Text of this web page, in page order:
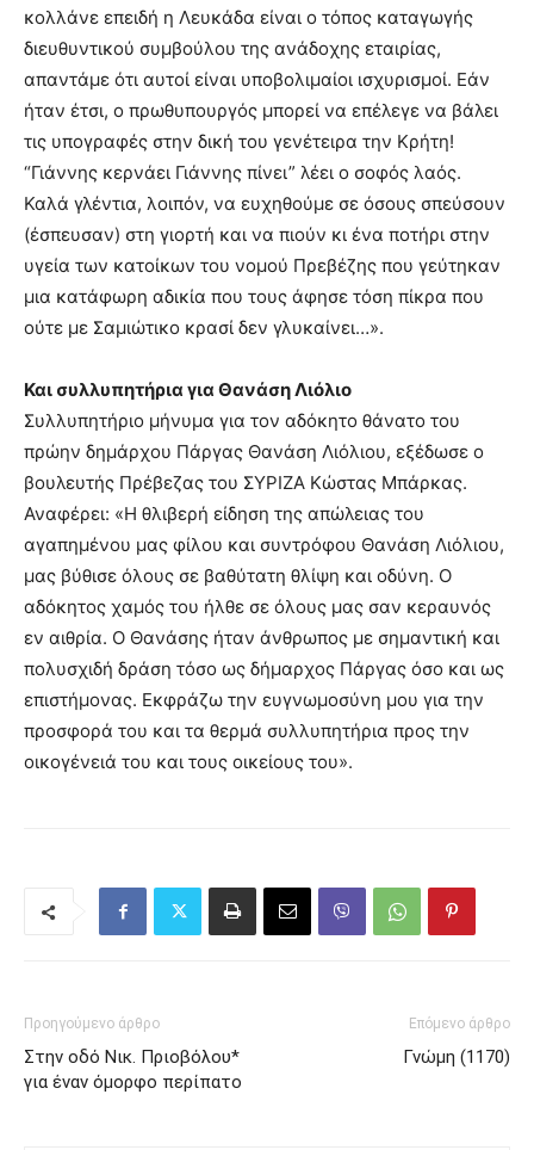
κολλάνε επειδή η Λευκάδα είναι ο τόπος καταγωγής
διευθυντικού συμβούλου της ανάδοχης εταιρίας,
απαντάμε ότι αυτοί είναι υποβολιμαίοι ισχυρισμοί. Εάν
ήταν έτσι, ο πρωθυπουργός μπορεί να επέλεγε να βάλει
τις υπογραφές στην δική του γενέτειρα την Κρήτη!
“Γιάννης κερνάει Γιάννης πίνει” λέει ο σοφός λαός.
Καλά γλέντια, λοιπόν, να ευχηθούμε σε όσους σπεύσουν
(έσπευσαν) στη γιορτή και να πιούν κι ένα ποτήρι στην
υγεία των κατοίκων του νομού Πρεβέζης που γεύτηκαν
μια κατάφωρη αδικία που τους άφησε τόση πίκρα που
ούτε με Σαμιώτικο κρασί δεν γλυκαίνει…».
Και συλλυπητήρια για Θανάση Λιόλιο
Συλλυπητήριο μήνυμα για τον αδόκητο θάνατο του
πρώην δημάρχου Πάργας Θανάση Λιόλιου, εξέδωσε ο
βουλευτής Πρέβεζας του ΣΥΡΙΖΑ Κώστας Μπάρκας.
Αναφέρει: «Η θλιβερή είδηση της απώλειας του
αγαπημένου μας φίλου και συντρόφου Θανάση Λιόλιου,
μας βύθισε όλους σε βαθύτατη θλίψη και οδύνη. Ο
αδόκητος χαμός του ήλθε σε όλους μας σαν κεραυνός
εν αιθρία. Ο Θανάσης ήταν άνθρωπος με σημαντική και
πολυσχιδή δράση τόσο ως δήμαρχος Πάργας όσο και ως
επιστήμονας. Εκφράζω την ευγνωμοσύνη μου για την
προσφορά του και τα θερμά συλλυπητήρια προς την
οικογένειά του και τους οικείους του».
Προηγούμενο άρθρο
Στην οδό Νικ. Πριοβόλου*
για έναν όμορφο περίπατο
Επόμενο άρθρο
Γνώμη (1170)